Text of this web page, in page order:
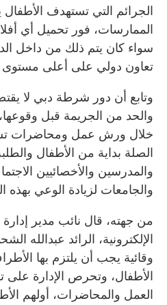
الجرائم التي تستهدف
الممارسات، فور تحميل أي
سواء كان يتم ذلك من داخل
تعاون دولي على أعلى مستوى
وتابع أن دور شرطة دبي لا
والحد من الجريمة قبل
خلال ورش عمل ومحاضرات
الصلة بداية من الأطفال
والمدرسين والأخصائيين
والجامعات لزيادة الوعي بهذه
من جهته، قال نائب مدير إدارة
الإلكترونية، الرائد عبدالله
وقائية يجب أن يلتزم بها
الأطفال، وتحرص الإدارة
العمل والمحاضرات، أولهم